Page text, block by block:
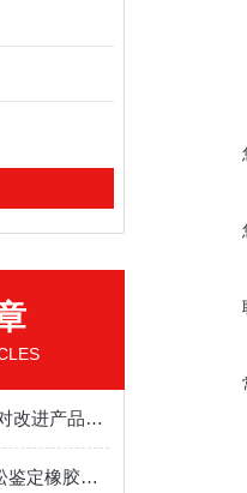
理解FPC耐折试验机对改进产品设计的重要性
DIN耐磨试验机可轻松鉴定橡胶制品的质量